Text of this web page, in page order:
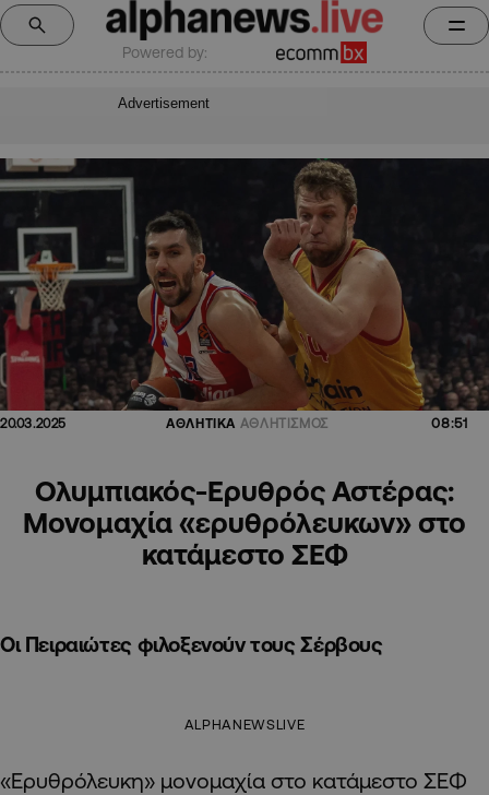
Powered by:
Advertisement
20.03.2025 ΑΘΛΗΤΙΚΑ ΑΘΛΗΤΙΣΜΟΣ 08:51
Ολυμπιακός-Ερυθρός Αστέρας:
Μονομαχία «ερυθρόλευκων» στο
κατάμεστο ΣΕΦ
Οι Πειραιώτες φιλοξενούν τους Σέρβους
ALPHANEWSLIVE
«Ερυθρόλευκη» μονομαχία στο κατάμεστο ΣΕΦ